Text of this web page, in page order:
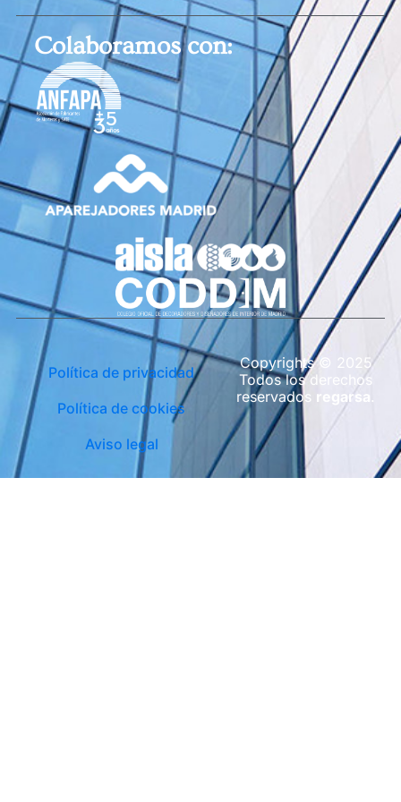
Colaboramos con:
Política de privacidad
Política de cookies
Aviso legal
Copyrights © 2025
Todos los derechos
reservados regarsa .